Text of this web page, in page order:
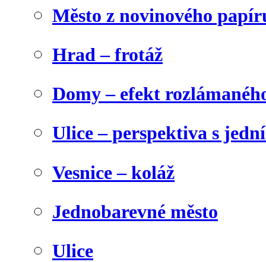
Město z novinového
Hrad – frotáž
Domy – efekt
Ulice – perspektiva s
Vesnice – koláž
Jednobarevné město
Ulice